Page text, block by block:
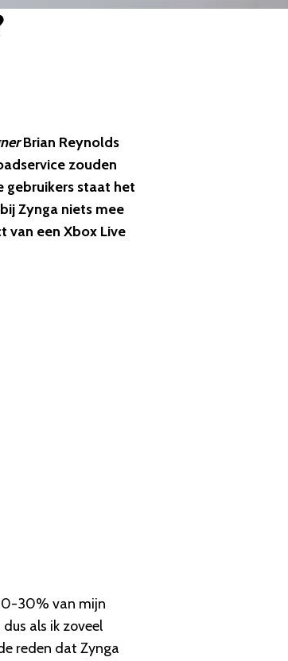
Brian Reynolds
zouden
gebruikers staat het
Zynga niets mee
van een Xbox Live
30% van mijn
als ik zoveel
reden dat Zynga